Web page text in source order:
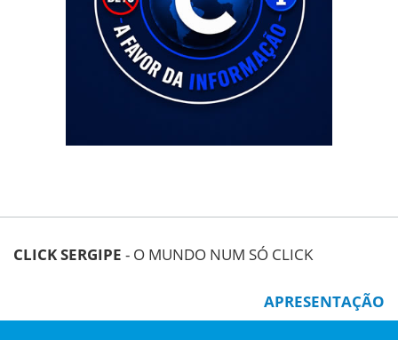
CLICK SERGIPE - O MUNDO NUM SÓ CLICK
APRESENTAÇÃO